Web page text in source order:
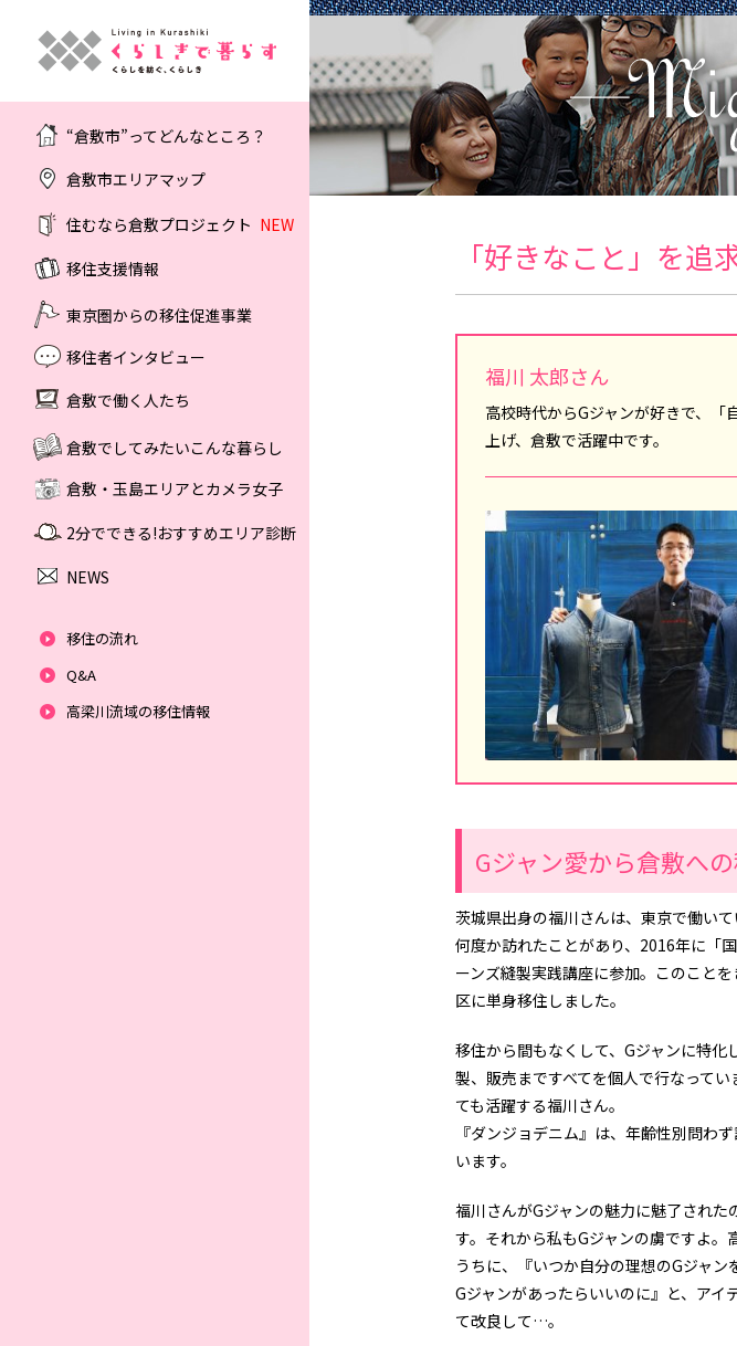
“倉敷市”ってどんなところ？
倉敷市エリアマップ
住むなら倉敷プロジェクト NEW
移住支援情報
東京圏からの移住促進事業
移住者インタビュー
倉敷で働く人たち
倉敷でしてみたいこんな暮らし
倉敷・玉島エリアとカメラ女子
2分でできる!おすすめエリア診断
NEWS
移住の流れ
Q&A
高梁川流域の移住情報
「好きなこと」を追
福川 太郎さん
高校時代からGジャンが好きで、「
上げ、倉敷で活躍中です。
Gジャン愛から倉敷へ
茨城県出身の福川さんは、東京で働い
何度か訪れたことがあり、2016年に「
ーンズ縫製実践講座に参加。このこと
区に単身移住しました。
移住から間もなくして、Gジャンに特
製、販売まですべてを個人で行なって
ても活躍する福川さん。
『ダンジョデニム』は、年齢性別問わ
います。
福川さんがGジャンの魅力に魅了され
す。それから私もGジャンの虜ですよ
うちに、『いつか自分の理想のGジャ
Gジャンがあったらいいのに』と、アイ
て改良して…。